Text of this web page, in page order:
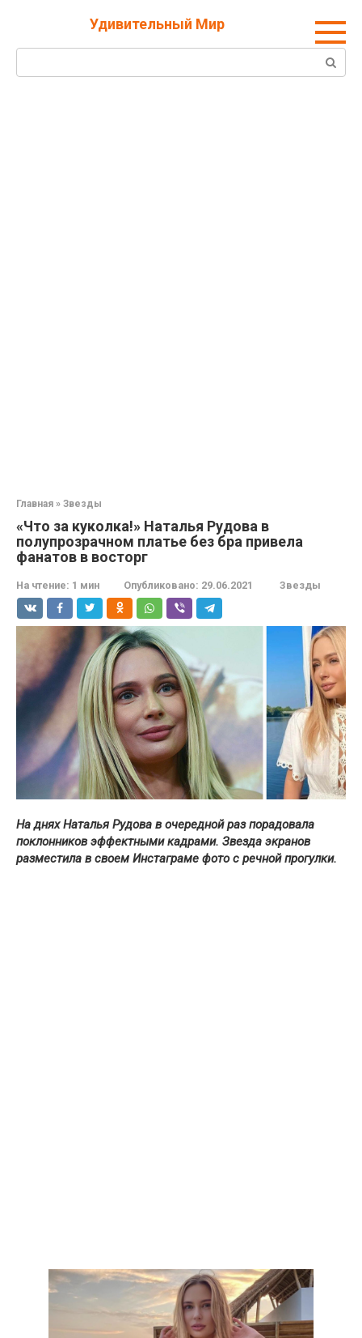
Удивительный Мир
Поиск:
Главная » Звезды
«Что за куколка!» Наталья Рудова в
полупрозрачном платье без бра привела
фанатов в восторг
На чтение: 1 мин Опубликовано: 29.06.2021 Звезды
На днях Наталья Рудова в очередной раз порадовала
поклонников эффектными кадрами. Звезда экранов
разместила в своем Инстаграме фото с речной прогулки.